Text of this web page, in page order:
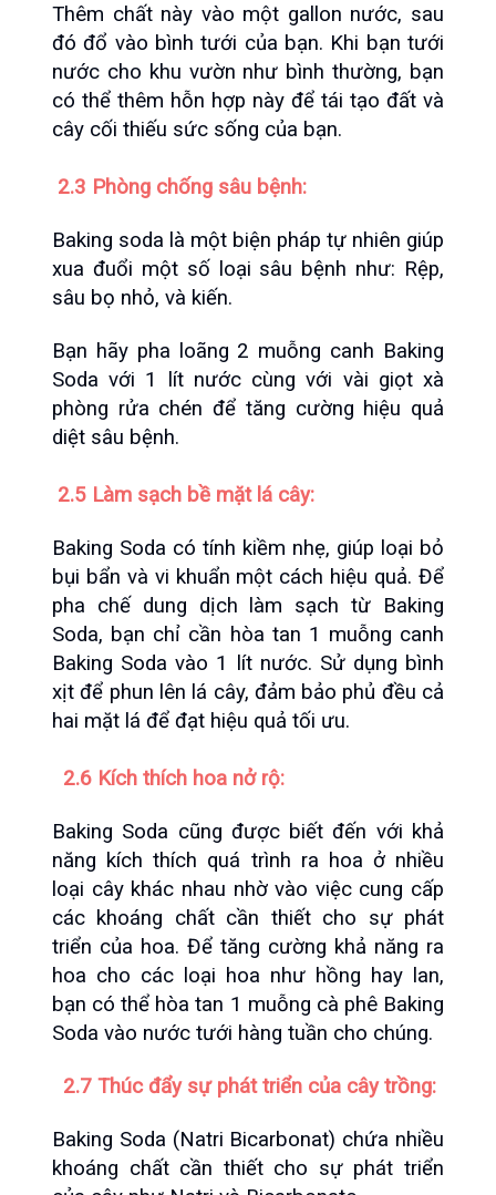
Thêm chất này vào một gallon nước, sau
đó đổ vào bình tưới của bạn. Khi bạn tưới
nước cho khu vườn như bình thường, bạn
có thể thêm hỗn hợp này để tái tạo đất và
cây cối thiếu sức sống của bạn.
2.3 Phòng chống sâu bệnh:
Baking soda là một biện pháp tự nhiên giúp
xua đuổi một số loại sâu bệnh như: Rệp,
sâu bọ nhỏ, và kiến.
Bạn hãy pha loãng 2 muỗng canh Baking
Soda với 1 lít nước cùng với vài giọt xà
phòng rửa chén để tăng cường hiệu quả
diệt sâu bệnh.
2.5 Làm sạch bề mặt lá cây:
Baking Soda có tính kiềm nhẹ, giúp loại bỏ
bụi bẩn và vi khuẩn một cách hiệu quả. Để
pha chế dung dịch làm sạch từ Baking
Soda, bạn chỉ cần hòa tan 1 muỗng canh
Baking Soda vào 1 lít nước. Sử dụng bình
xịt để phun lên lá cây, đảm bảo phủ đều cả
hai mặt lá để đạt hiệu quả tối ưu.
2.6 Kích thích hoa nở rộ:
Baking Soda cũng được biết đến với khả
năng kích thích quá trình ra hoa ở nhiều
loại cây khác nhau nhờ vào việc cung cấp
các khoáng chất cần thiết cho sự phát
triển của hoa. Để tăng cường khả năng ra
hoa cho các loại hoa như hồng hay lan,
bạn có thể hòa tan 1 muỗng cà phê Baking
Soda vào nước tưới hàng tuần cho chúng.
2.7 Thúc đẩy sự phát triển của cây trồng:
Baking Soda (Natri Bicarbonat) chứa nhiều
khoáng chất cần thiết cho sự phát triển